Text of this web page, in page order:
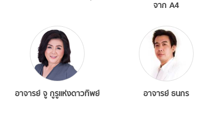
จาก A4
อาจารย์ จู กูรูแห่งดาวทิพย์ อาจารย์ ธนกร